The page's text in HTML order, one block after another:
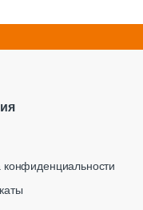
конфиденциальности